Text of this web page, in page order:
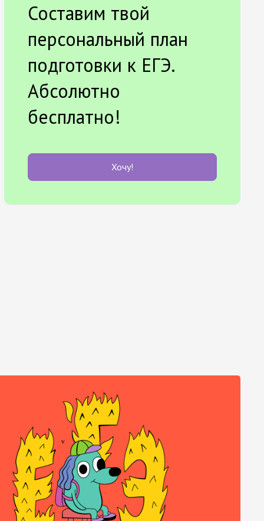
Составим твой
персональный план
подготовки к ЕГЭ.
Абсолютно
бесплатно!
Хочу!